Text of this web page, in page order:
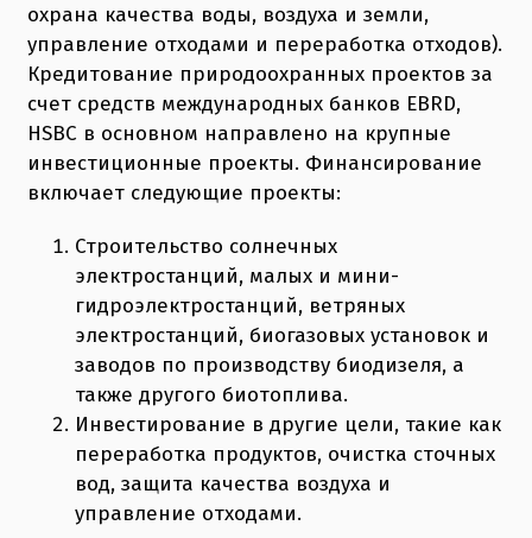
охрана качества воды, воздуха и земли,
управление отходами и переработка отходов).
Кредитование природоохранных проектов за
счет средств международных банков EBRD,
HSBC в основном направлено на крупные
инвестиционные проекты. Финансирование
включает следующие проекты:
Строительство солнечных
электростанций, малых и мини-
гидроэлектростанций, ветряных
электростанций, биогазовых установок и
заводов по производству биодизеля, а
также другого биотоплива.
Инвестирование в другие цели, такие как
переработка продуктов, очистка сточных
вод, защита качества воздуха и
управление отходами.